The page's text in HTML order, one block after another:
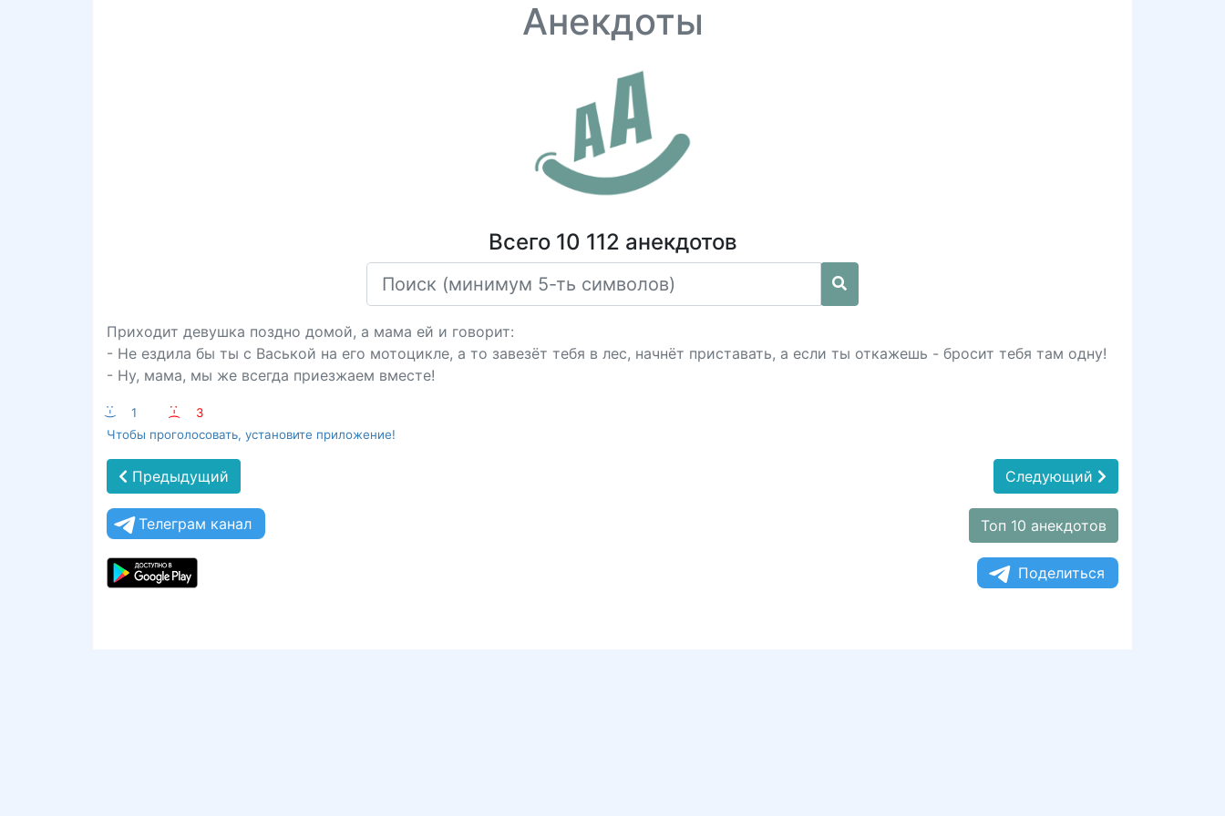
Анекдоты
Всего 10 112 анекдотов
Приходит девушка поздно домой, а мама ей и говорит:
- Не ездила бы ты с Васькой на его мотоцикле, а то завезёт тебя в лес, начнёт приставать, а если ты откажешь - бросит тебя там одну!
- Ну, мама, мы же всегда приезжаем вместе!
:-) 1 :-(
3
Чтобы проголосовать, установите приложение!
Предыдущий Следующий
Телеграм канал Топ 10 анекдотов
Поделиться